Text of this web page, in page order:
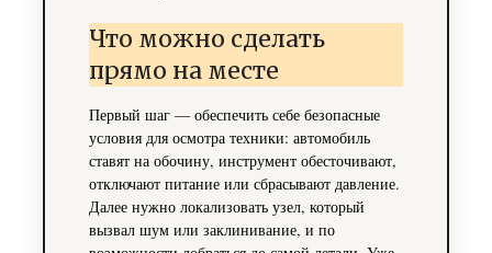
Что можно сделать
прямо на месте
Первый шаг — обеспечить себе безопасные
условия для осмотра техники: автомобиль
ставят на обочину, инструмент обесточивают,
отключают питание или сбрасывают давление.
Далее нужно локализовать узел, который
вызвал шум или заклинивание, и по